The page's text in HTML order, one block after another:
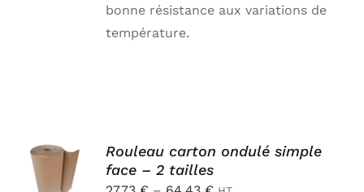
bonne résistance aux variations de
température.
DES
OPTIONS
Rouleau carton ondulé simple
face – 2 tailles